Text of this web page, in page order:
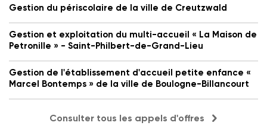
Gestion du périscolaire de la ville de Creutzwald
Gestion et exploitation du multi-accueil « La Maison de
Petronille » - Saint-Philbert-de-Grand-Lieu
Gestion de l'établissement d'accueil petite enfance «
Marcel Bontemps » de la ville de Boulogne-Billancourt
Consulter tous les appels d'offres